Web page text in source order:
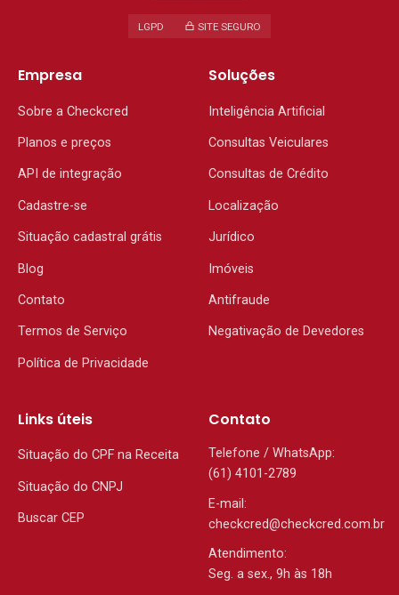
LGPD SITE SEGURO
Soluções
Inteligência Artificial
Consultas Veiculares
Consultas de Crédito
Localização
Jurídico
Imóveis
Antifraude
Negativação de Devedores
Empresa
Sobre a Checkcred
Planos e preços
API de integração
Cadastre-se
Situação cadastral grátis
Blog
Contato
Termos de Serviço
Política de Privacidade
Links úteis
Situação do CPF na Receita
Situação do CNPJ
Buscar CEP
Contato
Telefone / WhatsApp:
(61) 4101-2789
E-mail:
checkcred@checkcred.com.br
Atendimento:
Seg. a sex., 9h às 18h